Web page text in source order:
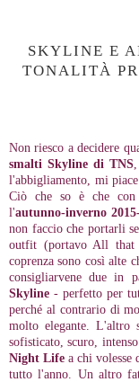
SKYLINE E
TONALITÀ
Non riesco a decidere
smalti Skyline di TNS
l'abbigliamento, mi
Ciò che so è che con
l'autunno-inverno
non faccio che portarli
outfit (portavo All that
coprenza sono così alte
consigliarvene due in
Skyline - perfetto per
perché al contrario di
molto elegante. L'altro
sofisticato, scuro,
Night Life a chi volesse
tutto l'anno. Un altro